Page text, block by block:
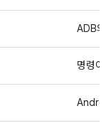
ADB의
명령어